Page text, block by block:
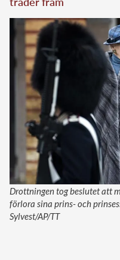
Drottningen tog beslutet att
förlora sina prins- och
Sylvest/AP/TT